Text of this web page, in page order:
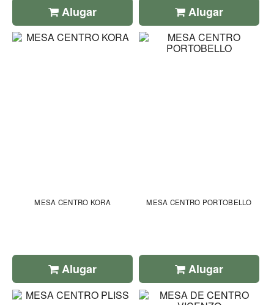
Alugar Alugar
MESA CENTRO KORA
Alugar
MESA CENTRO PORTOBELLO
Alugar